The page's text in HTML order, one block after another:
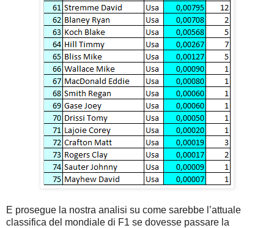
E prosegue la nostra analisi su come sarebbe l’attuale
classifica del mondiale di F1 se dovesse passare la